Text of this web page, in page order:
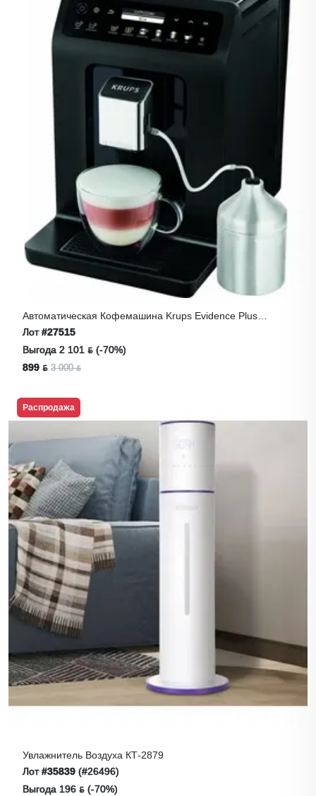
Автоматическая Кофемашина Krups Evidence Plus
EA894810
Лот#27515
Выгода 2 101 ƃ (-70%)
899 ƃ 3 000 ƃ
Распродажа
Увлажнитель Воздуха КТ-2879
Лот#35839 (#26496)
Выгода 196 ƃ (-70%)